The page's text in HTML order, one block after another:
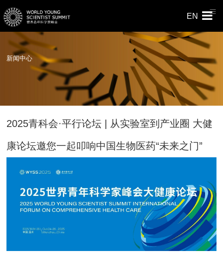
EN
新闻中心
2025青科会·平行论坛 | 从实验室到产业圈 大健
康论坛邀您一起叩响中国生物医药“未来之门”